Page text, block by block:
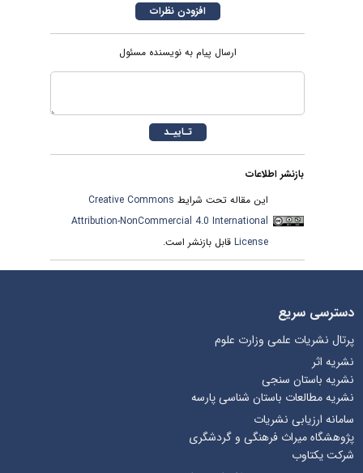
ارسال پیام به نویسنده مسئول
بازنشر اطلاعات
این مقاله تحت شرایطCreative Commons
Attribution-NonCommercial 4.0 International
Licenseقابل بازنشر است.
دسترسی سریع
پرتال نشریات علمی وزارت علوم
نشریه اثر
نشریه باستان سنجی
نشریه مطالعات باستان شناسی پارسه
سامانه ارزیابی نشریات
پژوهشگاه میراث فرهنگی و گردشگری
شرکت یکتاوب